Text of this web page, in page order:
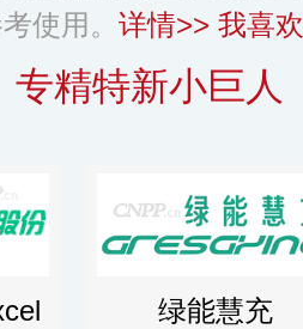
使用。 详情>> 我喜
专精特新小巨人
绿能慧充